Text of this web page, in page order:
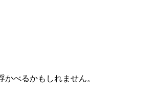
べるかもしれません。